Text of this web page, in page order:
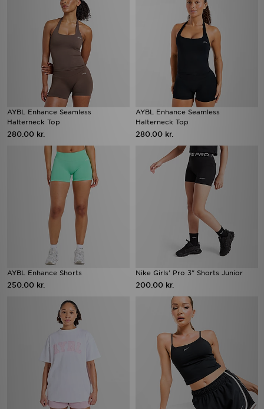
AYBL Enhance Seamless
Halterneck Top
280.00 kr.
AYBL Enhance Seamless
Halterneck Top
280.00 kr.
AYBL Enhance Shorts
250.00 kr.
Nike Girls' Pro 3" Shorts Junior
200.00 kr.